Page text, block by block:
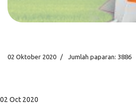
02 Oktober 2020 Jumlah paparan: 3886
02 Oct 2020